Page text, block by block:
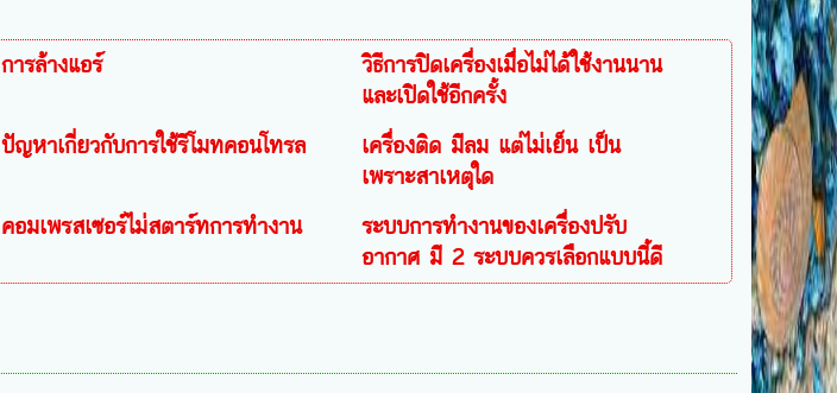
การล้างแอร์
วิธีการปิดเครื่องเมื่อไม่ได้ใช้งานนาน
และเปิดใช้อีกครั้ง
ปัญหาเกี่ยวกับการใช้รีโมทคอนโทรล
เครื่องติด มีลม แต่ไม่เย็น เป็น
เพราะสาเหตุใด
คอมเพรสเซอร์ไม่สตาร์ทการทำงาน
ระบบการทำงานของเครื่องปรับ
อากาศ มี 2 ระบบควรเลือกแบบนี้ดี